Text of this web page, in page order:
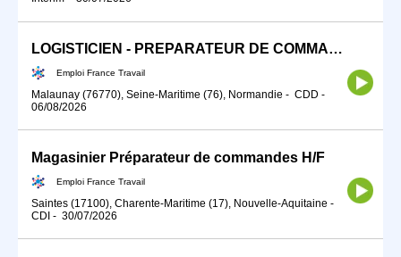
LOGISTICIEN - PREPARATEUR DE COMMANDES (H/F)
Emploi France Travail
Malaunay (76770), Seine-Maritime (76), Normandie - CDD -
06/08/2026
Magasinier Préparateur de commandes H/F
Emploi France Travail
Saintes (17100), Charente-Maritime (17), Nouvelle-Aquitaine -
CDI - 30/07/2026